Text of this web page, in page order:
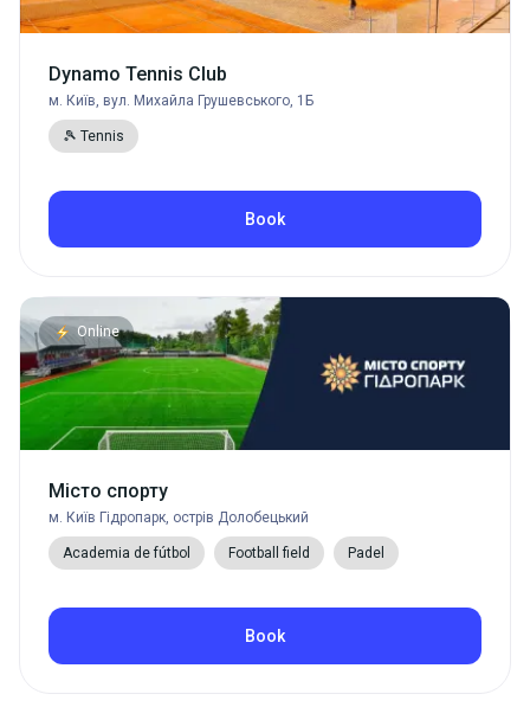
Dynamo Tennis Club
м. Київ, вул. Михайла Грушевського, 1Б
🎾 Tennis
Book
Online
Місто спорту
м. Київ Гідропарк, острів Долобецький
Academia de fútbol Football field Padel
Book